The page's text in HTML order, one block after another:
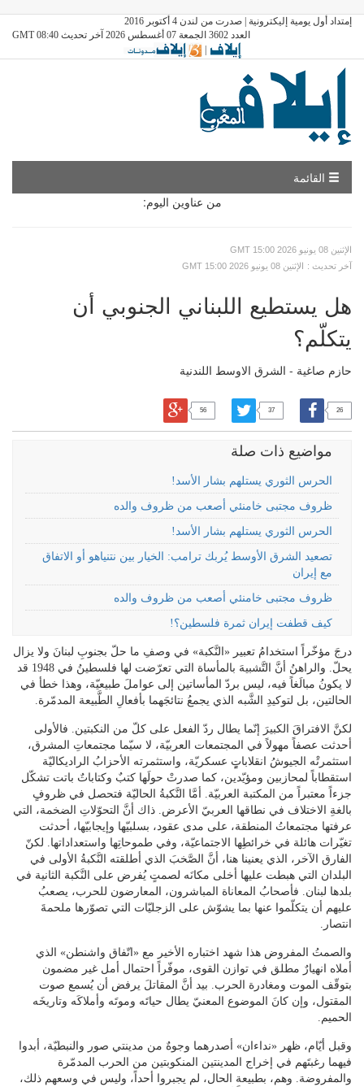
إمتداد أول يومية إليكترونية | صدرت من لندن 4 أكتوبر 2016
العدد 3602 الجمعة 07 أغسطس 2026 آخر تحديث GMT 08:40
|
القائمة
من عناوين اليوم:
GMT الإثنين 08 يونيو 2026 15:00
GMT الإثنين 08 يونيو 2026 15:00
: آخر تحديث
هل يستطيع اللبناني الجنوبي أن
يتكلّم؟
حازم صاغية - الشرق الاوسط اللندنية
26
37
56
مواضيع ذات صلة
الحرس الثوري يستلهم بشار الأسد!
ظروف مجتبى خامنئي أصعب من ظروف والده
الحرس الثوري يستلهم بشار الأسد!
تصعيد الشرق الأوسط يُربك ترامب: الخيار بين نتنياهو أو الاتفاق
مع إيران
ظروف مجتبى خامنئي أصعب من ظروف والده
كيف قطفت إيران ثمرة فلسطين؟!
درجَ مؤخّراً استخدامُ تعبير «النَّكبة» في وصفِ ما حلّ بجنوبِ لبنانَ ولا يزال
يحلّ. والراهنُ أنَّ التَّشبيهَ بالمأساة التي تعرّضت لها فلسطينُ في 1948 قد
لا يكونُ مبالَغاً فيه، ليس بردّ المأساتين إلى عواملَ طبيعيّة، وهذا خطأ في
الحالتين، بل لتوكيدِ الشَّبه الذي يجمعُ نتائجَهما بأفعالِ الطَّبيعة المدمّرة.
لكنَّ الافتراقَ الكبيرَ إنّما يطال ردّ الفعل على كلّ من النكبتين. فالأولى
أحدثت عصفاً مهولاً في المجتمعات العربيّة، لا سيّما مجتمعاتِ المشرق،
استثمرتْه الجيوشُ انقلاباتٍٍ عسكريّة، واستثمرته الأحزابُ الراديكاليّة
استقطاباً لمحازبين ومؤيّدين، كما صدرتْ حولَها كتبٌ وكتاباتٌ باتت تشكّل
جزءاً معتبراً من المكتبة العربيّة. أمَّا النَّكبةُ الحاليّة فتحصل في ظروفٍ
بالغةِ الاختلاف في نطاقها العربيّ الأعرض. ذاك أنَّ التحوّلاتِ الضخمة، التي
عرفتها مجتمعاتُ المنطقة، على مدى عقود، بسلبيّها وإيجابيّها، أحدثت
تغيّرات هائلة في خرائطِها الاجتماعيّة، وفي طموحاتِها واستعداداتها. لكنّ
الفارق الآخر، الذي يعنينا هنا، أنَّ الصَّخبَ الذي أطلقته النَّكبةُ الأولى في
البلدان التي هبطت عليها أخلى مكانَه لصمتٍ يُفرض على النَّكبة الثانية في
بلدها لبنان. فأصحابُ المعاناة المباشرون، المعارضون للحرب، يصعبُ
عليهم أن يتكلّموا عنها بما يشوّش على الزجليّات التي تصوّرها ملحمةَ
انتصار.
والصمتُ المفروض هذا شهد اختباره الأخير مع «اتّفاق واشنطن» الذي
أملاه انهيارٌ مطلق في توازن القوى، موفّراً احتمال أمل غير مضمون
بتوقّف الموت ومغادرة الحرب. بيد أنَّ المقاتلَ يرفض أن يُسمع صوت
المقتول، وإن كانَ الموضوع المعنيّ يطال حياتَه وموتَه وأملاكَه وتاريخَه
الحميم.
وقبل أيّام، ظهر «نداءان» أصدرهما وجوهٌ من مدينتي صور والنبطيّة، أبدوا
فيهما رغبتَهم في إخراج المدينتين المنكوبتين من الحرب المدمّرة
والمفروضة. وهم، بطبيعة الحال، لم يجبروا أحداً، وليس في وسعهم ذلك،